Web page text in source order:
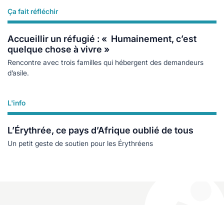
Ça fait réfléchir
Accueillir un réfugié : « Humainement, c’est
quelque chose à vivre »
Rencontre avec trois familles qui hébergent des demandeurs
d’asile.
Lire plus
L'info
L’Érythrée, ce pays d’Afrique oublié de tous
Un petit geste de soutien pour les Érythréens
Lire plus